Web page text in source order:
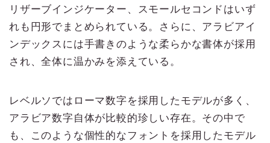
リザーブインジケーター、スモールセコンドはいず
れも円形でまとめられている。さらに、アラビアイ
ンデックスには手書きのような柔らかな書体が採用
され、全体に温かみを添えている。
レベルソではローマ数字を採用したモデルが多く、
アラビア数字自体が比較的珍しい存在。その中で
も、このような個性的なフォントを採用したモデル